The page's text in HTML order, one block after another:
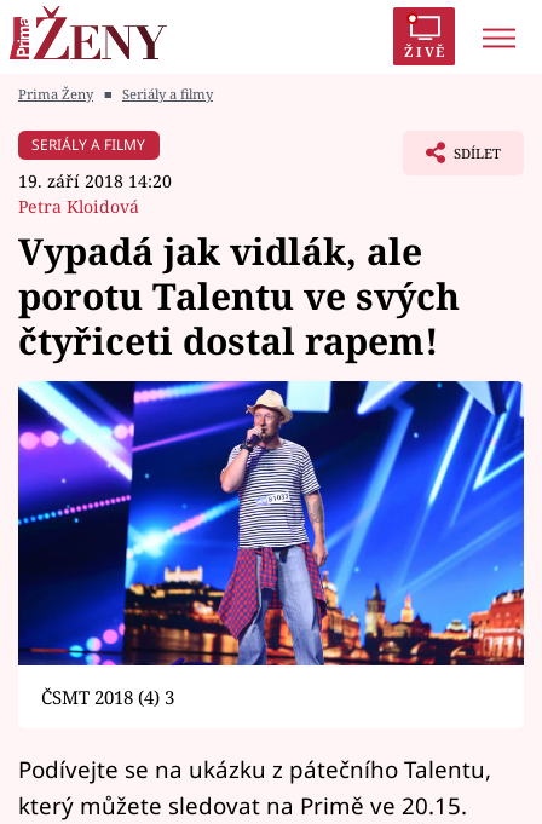
ŽIVĚ
Módní alarm
Témata
Celebrity
Vztahy
Seriály
Horoskopy
Sledujte prima+
Filmový festival Karlovy Vary
Mámy sobě
Prima Ženy ■ Seriály a filmy
SERIÁLY A FILMY
19. září 2018 14:20
Petra Kloidová
SDÍLET
Vypadá jak vidlák, ale
porotu Talentu ve svých
čtyřiceti dostal rapem!
ČSMT 2018 (4) 3
Podívejte se na ukázku z pátečního Talentu,
který můžete sledovat na Primě ve 20.15.